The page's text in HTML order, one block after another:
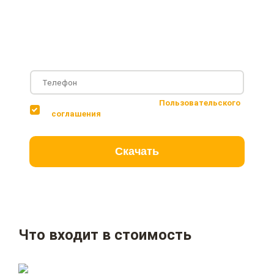
Пользовательского
соглашения
Скачать
Что входит в стоимость